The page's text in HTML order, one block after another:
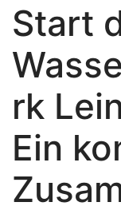
Start
rk
Ein